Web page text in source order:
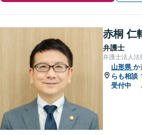
赤桐 仁
弁護士
弁護士法人法
山形県 か
らも相談
受付中